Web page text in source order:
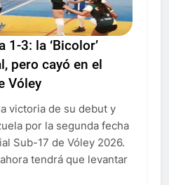
1-3: la ‘Bicolor’
pero cayó en el
Vóley
victoria de su debut y
por la segunda fecha
Sub-17 de Vóley 2026.
tendrá que levantar